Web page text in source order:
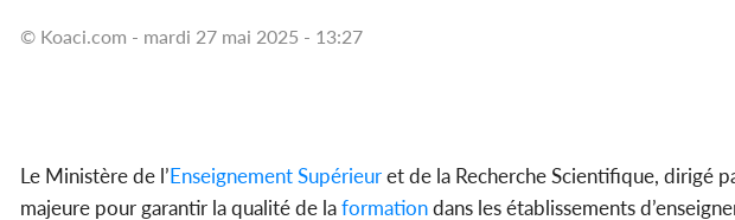
© Koaci.com - mardi 27 mai 2025 - 13:27
Le Ministère de l’EnseignementSupérieuret de la Recherche Scientifique, dirigé
majeure pour garantir la qualité de laformationdans les établissements